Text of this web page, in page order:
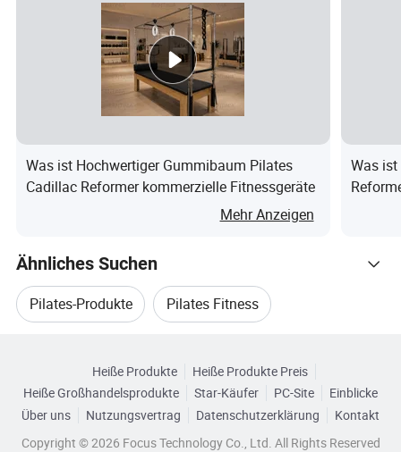
Innovation und unabhängige Entwicklung.
Wir bieten einen One-Stop-Service, helfen Ihnen, Zeit und
Kosten zu sparen. Sie können wählen Sie die gesamte
Reihe von Fitnessgeräten von uns, wie Cardio,
Kraftmaschinen, Hanteln usw.
Wir bieten den besten After-Sales-Service und Standard-
Ausstellung:
FAQ:
1.“ Warum wählen wir Sie aus?"
Was ist Hochwertiger Gummibaum Pilates
Cadillac Reformer kommerzielle Fitnessgeräte
Mehr Anzeigen
Was
Ähnliches Suchen
Pilates-Produkte Pilates Fitness
Pilates-Fitnessgeräte Pilates Fitnessgeräte
Heiße Produkte
Heiße Produkte Preis
Heiße Großhandelsprodukte
Star-Käufer PC-Site
Einblicke
Über uns
Nutzungsvertrag Datenschutzerklärung
Kontakt
Copyright © 2026 Focus Technology Co., Ltd. All Rights Reserved